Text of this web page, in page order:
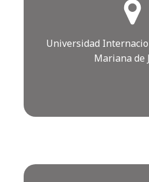
Universidad
Mariana de
Click